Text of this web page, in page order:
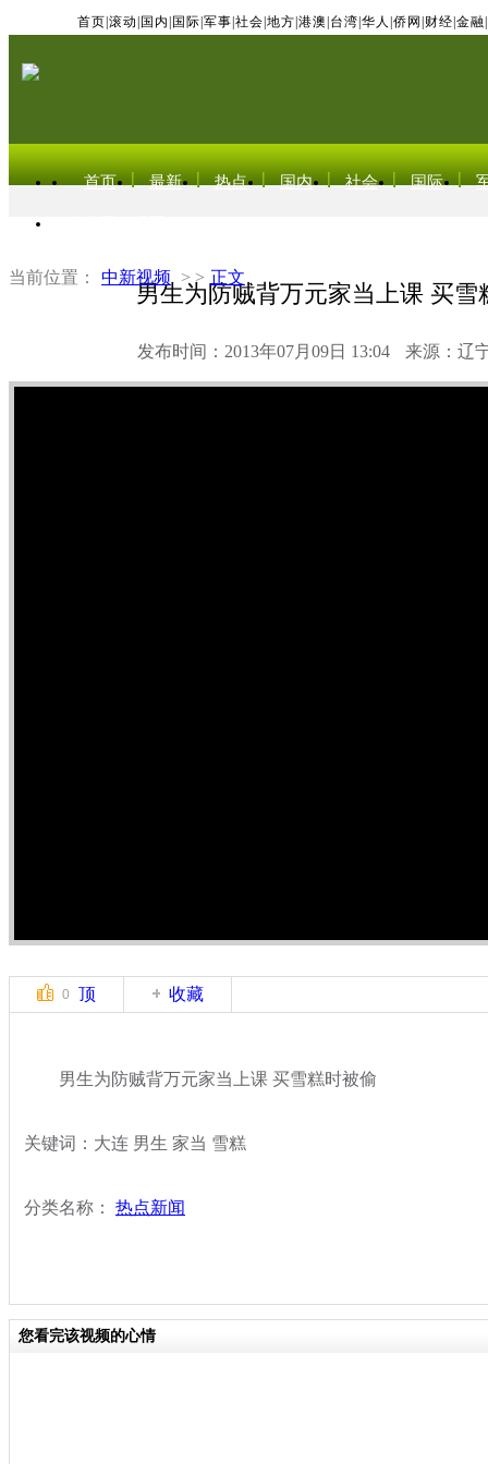
首页 滚动 国内 国际 军事 社会 地方 港澳 台湾 华人 侨网 财经 金融
首页 最新 热点 国内 社会 国际
当前位置： 中新视频 > > 正文
男生为防贼背万元家当上课 买雪
发布时间：2013年07月09日 13:04 来源：辽
0 顶 收藏
男生为防贼背万元家当上课 买雪糕时被偷
关键词：大连 男生 家当 雪糕
分类名称： 热点新闻
您看完该视频的心情